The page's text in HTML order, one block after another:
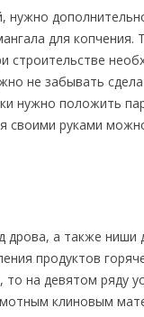
для
строительстве
не забывать
нужно положить
своими руками
дрова, а также
продуктов
на девятом ряду
клиновым